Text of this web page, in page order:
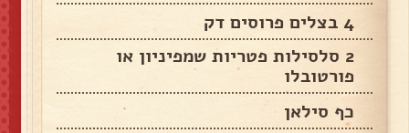
4 בצלים פרוסים דק
2 סלסילות פטריות שמפיניון או
פורטובלו
כף סילאן